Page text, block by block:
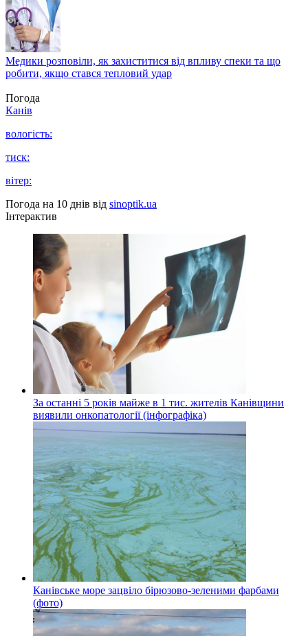
Медики розповіли, як захиститися від впливу спеки та що
робити, якщо стався тепловий удар
Погода
Канів
вологість:
тиск:
вітер:
Погода на 10 днів від sinoptik.ua
Інтерактив
За останні 5 років майже в 1 тис. жителів Канівщини
виявили онкопатології (інфографіка)
Канівське море зацвіло бірюзово-зеленими фарбами
(фото)